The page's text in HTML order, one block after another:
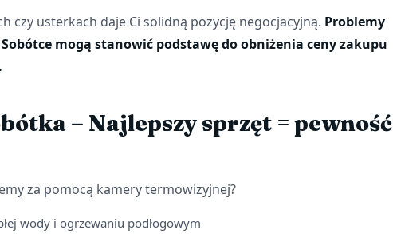
czy usterkach daje Ci solidną pozycję negocjacyjną. Problemy
mogą stanowić podstawę do obniżenia ceny zakupu
– Najlepszy sprzęt = pewność
za pomocą kamery termowizyjnej?
wody i ogrzewaniu podłogowym